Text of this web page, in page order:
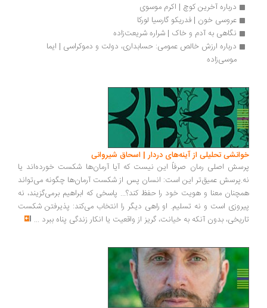
درباره آخرین کوچ | اکرم موسوی
عروسی خون | فدریکو گارسیا لورکا
نگاهی به آدم و خاک | شراره شریعت‌زاده
درباره ارزش خالص عمومی: حسابداری، دولت و دموکراسی | ایما
موسی‌زاده
تحلیلی از آینه‌های دردار | اسحاق شیروانی
اصلی رمان صرفاً این نیست که آیا آرمان‌ها شکست خورده‌اند یا
عمیق‌تر این است: انسان پس از شکست آرمان‌ها چگونه می‌تواند
معنا و هویت خود را حفظ کند؟... پاسخی که ابراهیم برمی‌گزیند، نه
است و نه تسلیم. او راهی دیگر را انتخاب می‌کند: پذیرفتن شکست
بدون آنکه به خیانت، گریز از واقعیت یا انکار زندگی پناه ببرد...